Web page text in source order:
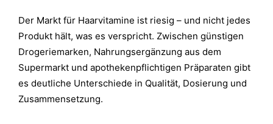
Der Markt für Haarvitamine ist riesig – und nicht jedes
Produkt hält, was es verspricht. Zwischen günstigen
Drogeriemarken, Nahrungsergänzung aus dem
Supermarkt und apothekenpflichtigen Präparaten gibt
es deutliche Unterschiede in Qualität, Dosierung und
Zusammensetzung.